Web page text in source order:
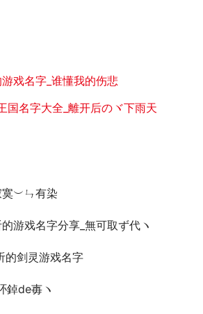
戏名字_谁懂我的伤悲
国名字大全_離开后のヾ下雨天
︶ㄣ有染
游戏名字分享_無可取ず代ヽ
的剑灵游戏名字
鋽de毐ヽ